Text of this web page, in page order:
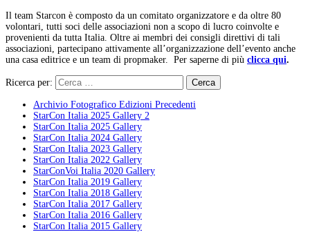
Il team Starcon è composto da un comitato organizzatore e da oltre 80
volontari, tutti soci delle associazioni non a scopo di lucro coinvolte e
provenienti da tutta Italia. Oltre ai membri dei consigli direttivi di tali
associazioni, partecipano attivamente all’organizzazione dell’evento anche
una casa editrice e un team di propmaker. Per saperne di più clicca qui.
Ricerca per:
Archivio Fotografico Edizioni Precedenti
StarCon Italia 2025 Gallery 2
StarCon Italia 2025 Gallery
StarCon Italia 2024 Gallery
StarCon Italia 2023 Gallery
StarCon Italia 2022 Gallery
StarConVoi Italia 2020 Gallery
StarCon Italia 2019 Gallery
StarCon Italia 2018 Gallery
StarCon Italia 2017 Gallery
StarCon Italia 2016 Gallery
StarCon Italia 2015 Gallery